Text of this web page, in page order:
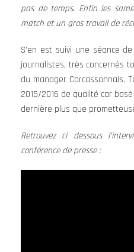
pas de temps. Enfin les
match et un gros travail de
S’en est suivi une séance
journalistes, très concernés
du manager Carcassonnais.
2015/2016 de qualité car
dernière plus que
Retrouvez ci dessous
conférence de presse :